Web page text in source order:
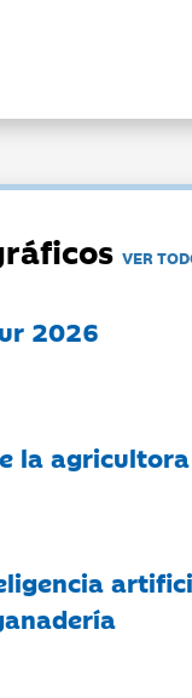
VER
2026
la agricultora